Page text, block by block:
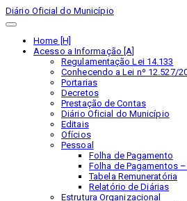
Diário Oficial do Município
Home [H]
Acesso a Informação [A]
Regulamentação Lei 14.133
Conhecendo a Lei nº 12.527/
Portarias
Decretos
Prestação de Contas
Diário Oficial do Município
Editais
Ofícios
Pessoal
Folha de Pagamento
Folha de Pagamentos
Tabela Remuneratória
Relatório de Diárias
Estrutura Organizacional